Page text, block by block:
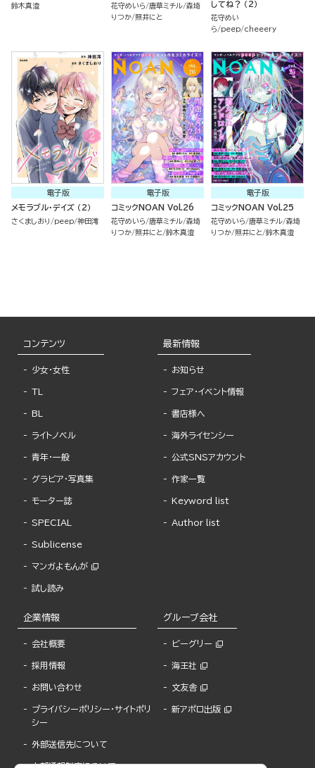
鈴木真澄 花守めいら 唐草ミチル 森埼
りつか 照井にと
してね？ （2）
花守めい
ら
peep cheeery
電子版
メモラブル・デイズ （2）
さくましおり peep 神田澪
電子版
コミックNOAN Vol.26
花守めいら 唐草ミチル 森埼
りつか 照井にと 鈴木真澄
電子版
コミックNOAN Vol.25
花守めいら 唐草ミチル 森埼
りつか 照井にと 鈴木真澄
コンテンツ
少女・女性
TL
BL
ライトノベル
青年・一般
グラビア・写真集
モーター誌
SPECIAL
Sublicense
マンガよもんが
試し読み
最新情報
お知らせ
フェア・イベント情報
書店様へ
海外ライセンシー
公式SNSアカウント
作家一覧
Keyword list
Author list
企業情報
会社概要
採用情報
お問い合わせ
プライバシーポリシー・サイトポリ
シー
外部送信先について
内部通報制度について
グループ会社
ビーグリー
海王社
文友舎
新アポロ出版